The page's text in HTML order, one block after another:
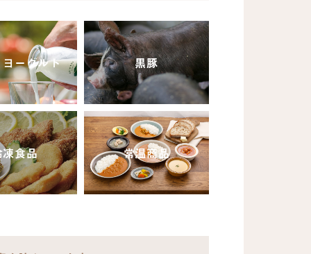
ーグルト 黒豚
凍食品 常温商品